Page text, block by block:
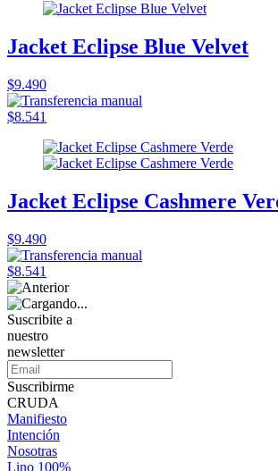
Jacket Eclipse Blue Velvet
$9.490
$8.541
Jacket Eclipse Cashmere
$9.490
$8.541
Suscribite a
nuestro
newsletter
Suscribirme
CRUDA
Manifiesto
Intención
Nosotras
Lino 100%